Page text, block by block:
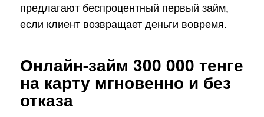
предлагают беспроцентный первый займ,
если клиент возвращает деньги вовремя.
Онлайн-займ 300 000 тенге
на карту мгновенно и без
отказа